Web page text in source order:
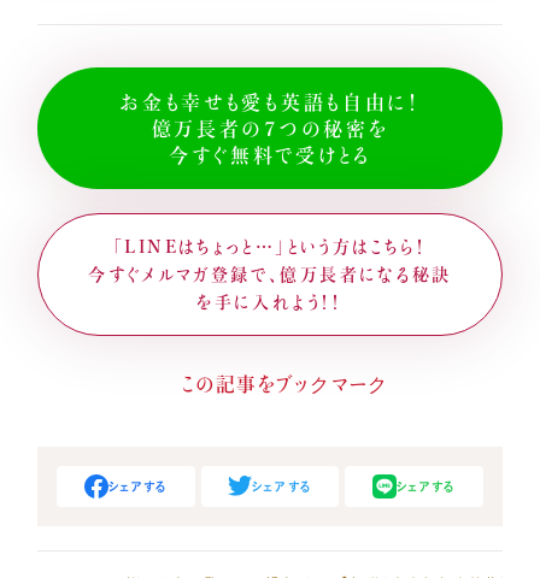
お金も幸せも愛も英語も自由に！
億万長者の７つの秘密を
今すぐ無料で受けとる
「LINEはちょっと…」という方はこちら！
今すぐメルマガ登録で、億万長者になる秘訣
を手に入れよう！！
シェアする シェアする シェアする